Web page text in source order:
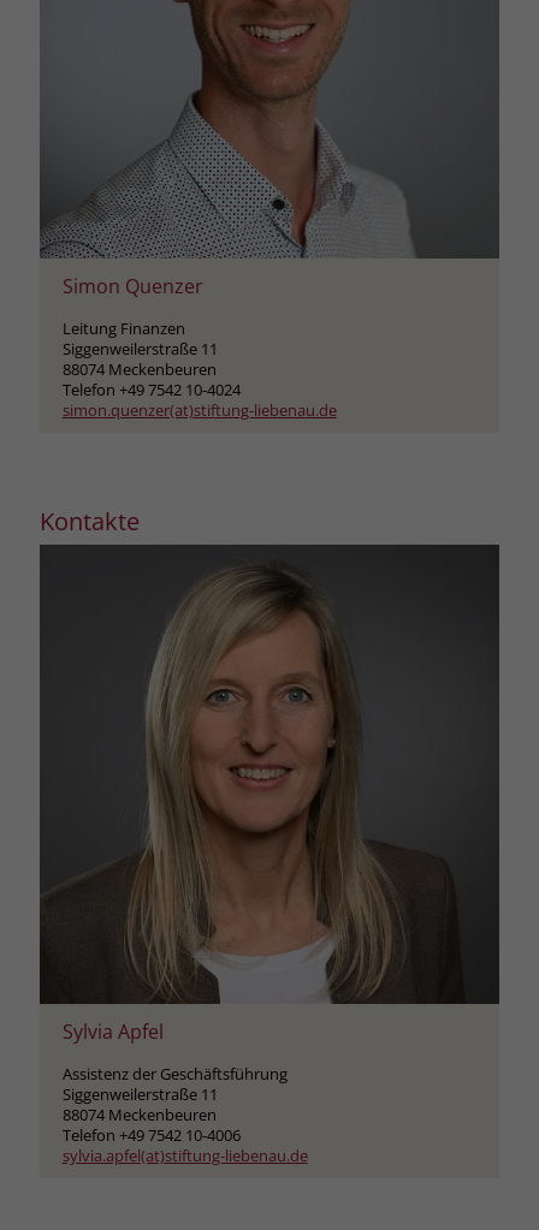
Simon Quenzer
Leitung Finanzen
Siggenweilerstraße 11
88074 Meckenbeuren
Telefon +49 7542 10-4024
simon.quenzer(at)stiftung-liebenau.de
Kontakte
Sylvia Apfel
Assistenz der Geschäftsführung
Siggenweilerstraße 11
88074 Meckenbeuren
Telefon +49 7542 10-4006
sylvia.apfel(at)stiftung-liebenau.de